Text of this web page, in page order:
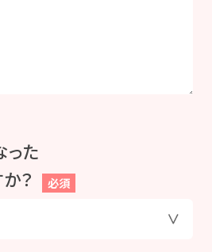
った
？
必須